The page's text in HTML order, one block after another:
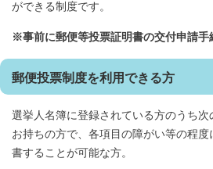
ができる制度です。
※事前に郵便等投票証明書の交付申請手
郵便投票制度を利用できる方
選挙人名簿に登録されている方のうち
お持ちの方で、各項目の障がい等の程度
書することが可能な方。